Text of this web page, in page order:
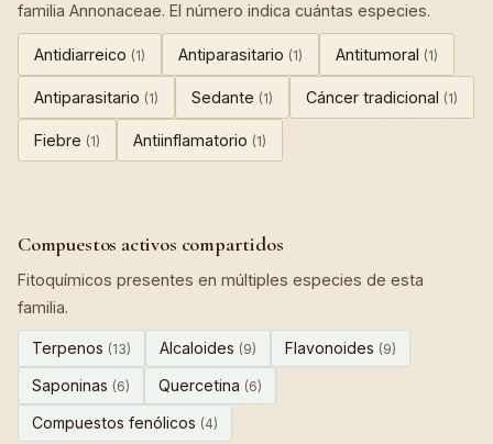
familia Annonaceae. El número indica cuántas especies.
Antidiarreico (1) Antiparasitario (1) Antitumoral (1)
Antiparasitario (1) Sedante (1) Cáncer tradicional (1)
Fiebre (1) Antiinflamatorio (1)
Compuestos activos compartidos
Fitoquímicos presentes en múltiples especies de esta
familia.
Terpenos (13) Alcaloides (9) Flavonoides (9)
Saponinas (6) Quercetina (6)
Compuestos fenólicos (4)